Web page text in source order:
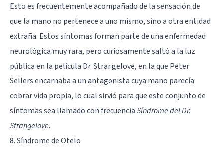
Esto es frecuentemente acompañado de la sensación de
que la mano no pertenece a uno mismo, sino a otra entidad
extraña. Estos síntomas forman parte de una enfermedad
neurológica muy rara, pero curiosamente saltó a la luz
pública en la película Dr. Strangelove, en la que Peter
Sellers encarnaba a un antagonista cuya mano parecía
cobrar vida propia, lo cual sirvió para que este conjunto de
síntomas sea llamado con frecuenciaSíndrome del Dr.
Strangelove.
8. Síndrome de Otelo